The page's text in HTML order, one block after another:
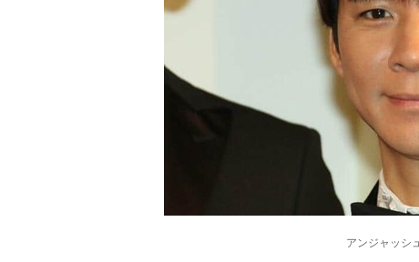
アンジャッシ